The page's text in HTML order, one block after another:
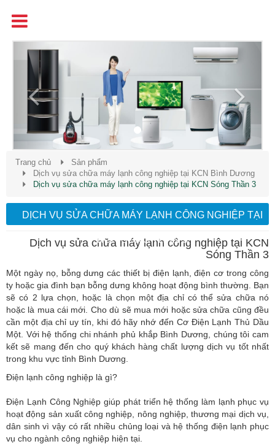
Previous
Trang chủ
Sản phẩm
Dịch vụ sửa chữa máy lạnh công nghiệp tại KCN Bình Dương
Dịch vụ sửa chữa máy lạnh công nghiệp tại KCN Sóng Thần 3
DỊCH VỤ SỬA CHỮA MÁY LẠNH CÔNG NGHIỆP TẠI
KCN SÓNG THẦN 3
Dịch vụ sửa chữa máy lạnh công nghiệp tại KCN
Sóng Thần 3
Một ngày nọ, bỗng dưng các thiết bị điện lạnh, điện cơ trong công
ty hoặc gia đình bạn bỗng dưng không hoạt động bình thường. Bạn
sẽ có 2 lựa chọn, hoặc là chọn một địa chỉ có thể sửa chữa nó
hoặc là mua cái mới. Cho dù sẽ mua mới hoặc sửa chữa cũng đều
cần một địa chỉ uy tín, khi đó hãy nhớ đến Cơ Điện Lạnh Thủ Dầu
Một. Với hệ thống chi nhánh phủ khắp Bình Dương, chúng tôi cam
kết sẽ mang đến cho quý khách hàng chất lượng dịch vụ tốt nhất
trong khu vực tỉnh Bình Dương.
Điện lạnh công nghiệp là gì?
Điện Lạnh Công Nghiệp giúp phát triển hệ thống làm lạnh phục vụ
hoạt động sản xuất công nghiệp, nông nghiệp, thương mại dịch vụ,
dân sinh vì vậy có rất nhiều chủng loại và hệ thống điện lạnh phục
vụ cho ngành công nghiệp hiện tại.